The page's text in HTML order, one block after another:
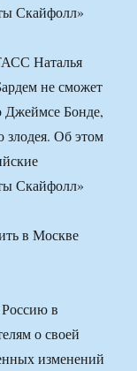
Скайфолл»
Наталья
не сможет
Джеймсе Бонде,
злодея. Об этом
Скайфолл»
Россию в
о своей
изменений